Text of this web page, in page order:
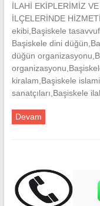
İLAHİ EKİPLERİMİZ
İLÇELERİNDE
ekibi,Başiskele
Başiskele dini
düğün
kiralam,Başiskele
sanatçıları,Başiskele
Devam